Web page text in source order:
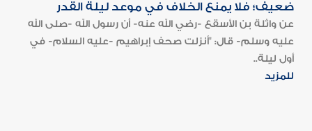
ضعيف؛ فلا يمنع الخلاف في موعد ليلة القدر
عن واثلة بن الأسقع -رضي الله عنه- أن رسول الله -صلى الله
عليه وسلم- قال: "أنزلت صحف إبراهيم -عليه السلام- في
أول ليلة..
للمزيد